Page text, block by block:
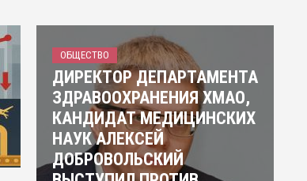
ОБЩЕСТВО
ДИРЕКТОР ДЕПАРТАМЕНТА
ЗДРАВООХРАНЕНИЯ ХМАО,
КАНДИДАТ МЕДИЦИНСКИХ
НАУК АЛЕКСЕЙ
ДОБРОВОЛЬСКИЙ